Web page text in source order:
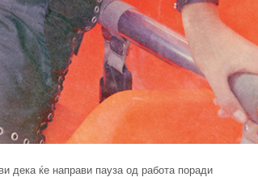
дека ќе направи пауза од работа поради